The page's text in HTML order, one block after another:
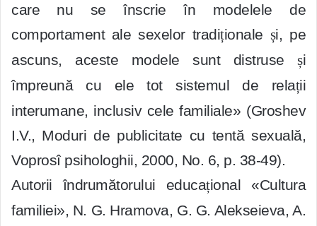
care nu se înscrie în modelele de
comportament ale sexelor tradiționale și, pe
ascuns, aceste modele sunt distruse și
împreună cu ele tot sistemul de relații
interumane, inclusiv cele familiale» (Groshev
I.V., Moduri de publicitate cu tentă sexuală,
Voprosî psihologhii, 2000, No. 6, p. 38-49).
Autorii îndrumătorului educațional «Cultura
familiei», N. G. Hramova, G. G. Alekseieva, A.